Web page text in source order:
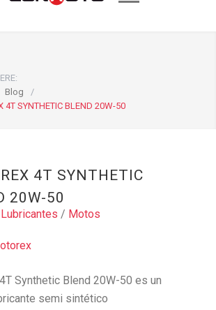
Blog
/
4T SYNTHETIC BLEND 20W-50
4T SYNTHETIC
20W-50
Lubricantes / Motos
Synthetic Blend 20W-50 es un
semi sintético